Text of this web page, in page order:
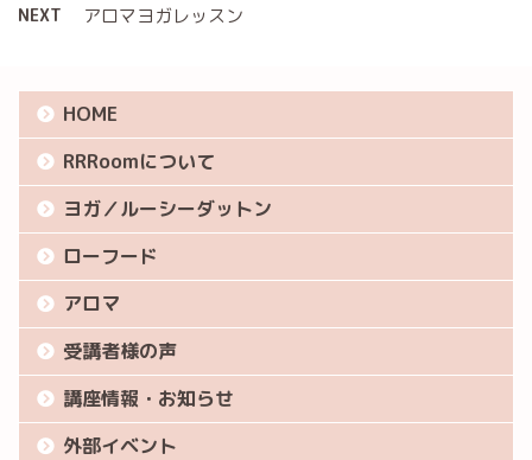
NEXT アロマヨガレッスン
HOME
RRRoomについて
ヨガ／ルーシーダットン
ローフード
アロマ
受講者様の声
講座情報・お知らせ
外部イベント